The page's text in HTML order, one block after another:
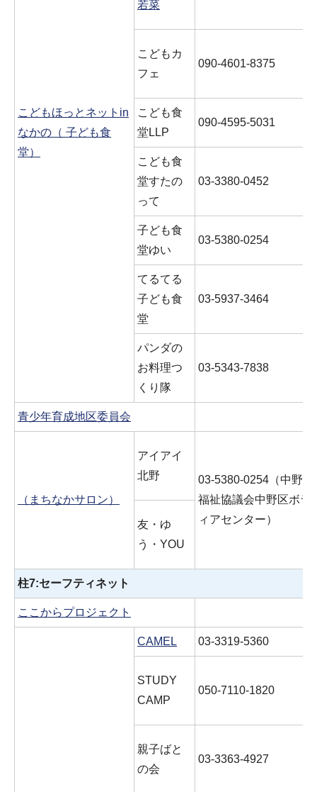
こどもほっとネットin
なかの（ 子ども食
堂）
若菜
こどもカ
フェ
090-4601-8375
こども食
堂LLP
090-4595-5031
こども食
堂すたの
って
03-3380-0452
子ども食
堂ゆい
03-5380-0254
てるてる
子ども食
堂
03-5937-3464
パンダの
お料理つ
くり隊
03-5343-7838
青少年育成地区委員会
（まちなかサロン）
アイアイ
北野
03-5380-0254（中野区
福祉協議会中野区ボラ
ィアセンター）
友・ゆ
う・YOU
柱7:セーフティネット
ここからプロジェクト
CAMEL 03-3319-5360
STUDY
CAMP
050-7110-1820
親子ばと
の会
03-3363-4927